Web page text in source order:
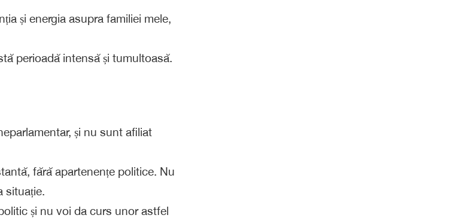
și energia asupra familiei mele,
perioadă intensă și tumultoasă.
și nu sunt afiliat
fără apartenențe politice. Nu
situație.
și nu voi da curs unor astfel